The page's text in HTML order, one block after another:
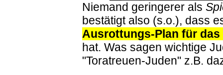
Niemand geringerer als
bestätigt also (s.o.), dass
Ausrottungs-Plan für das
hat. Was sagen wichtige
"Toratreuen-Juden" z.B.